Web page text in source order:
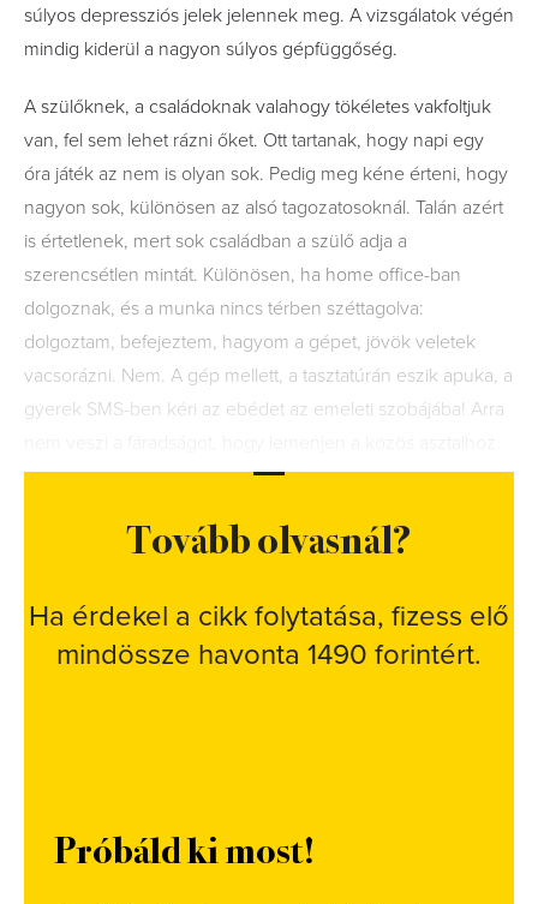
súlyos depressziós jelek jelennek meg. A vizsgálatok végén
mindig kiderül a nagyon súlyos gépfüggőség.
A szülőknek, a családoknak valahogy tökéletes vakfoltjuk
van, fel sem lehet rázni őket. Ott tartanak, hogy napi egy
óra játék az nem is olyan sok. Pedig meg kéne érteni, hogy
nagyon sok, különösen az alsó tagozatosoknál. Talán azért
is értetlenek, mert sok családban a szülő adja a
szerencsétlen mintát. Különösen, ha home office-ban
dolgoznak, és a munka nincs térben széttagolva:
dolgoztam, befejeztem, hagyom a gépet, jövök veletek
vacsorázni. Nem. A gép mellett, a tasztatúrán eszik apuka, a
gyerek SMS-ben kéri az ebédet az emeleti szobájába! Arra
Tovább olvasnál?
Ha érdekel a cikk folytatása, fizess elő
mindössze havonta 1490 forintért.
Próbáld ki most!